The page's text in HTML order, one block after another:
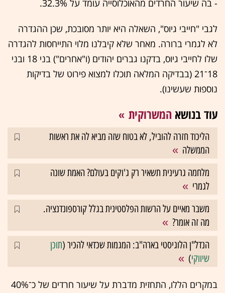
- בה שיעור החרדים מהאוכלוסייה עומד על 32.3%.
לגבי "חייבי גיוס", השאלה היא יותר מסובכת, שכן ההגדרה
לא לגמרי ברורה. מאחר שלא קיבלנו מלוי התייחסות להגדרה
שלו לחייבי גיוס, בדקנו גברים יהודים (ו"אחרים") בני 18 ובני
18־21 (בבדיקה המלאה תוכלו למצוא פירוט של בדיקות
נוספות שעשינו).
עוד בנושא המשרוקית
הליכוד חזרה להוביל, לא בטוח שזה מביא לה את ראשות
הממשלה
מלחמה גרעינית תשאיר רק ג'וקים בעולם? האמת שונה
לגמרי
משבר מאיים על הרשות הפלסטינית בגלל קורספונדנציה.
מה זה אומר?
הנדל"ן הלוגיסטי בארה"ב: המגמות שכדאי להכיר (תוכן
שיווקי)
במקרים הללו, התחזית מדברת על שיעור חרדים של כ־40%